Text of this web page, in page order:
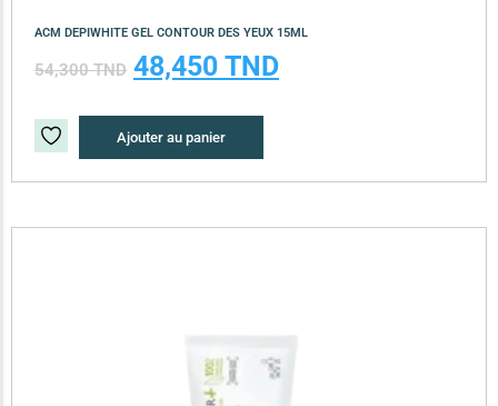
ACM DEPIWHITE GEL CONTOUR DES YEUX 15ML
54,300TND 48,450 TND
Ajouter au panier